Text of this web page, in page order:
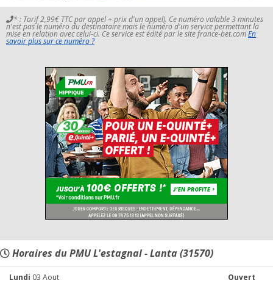
* : Tarif 2,99€ TTC par appel + prix d'un appel). Ce numéro valable 3 minutes
n'est pas le numéro du destinataire mais le numéro d'un service permettant la
mise en relation avec celui-ci. Ce service est édité par le site france-bet.comEn
savoir plus sur ce numéro ?
Horaires du PMU L'estagnal - Lanta (31570)
Lundi 03 Aout Ouvert